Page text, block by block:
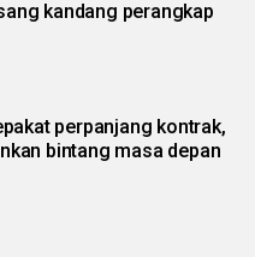
kandang perangkap
perpanjang kontrak,
bintang masa depan